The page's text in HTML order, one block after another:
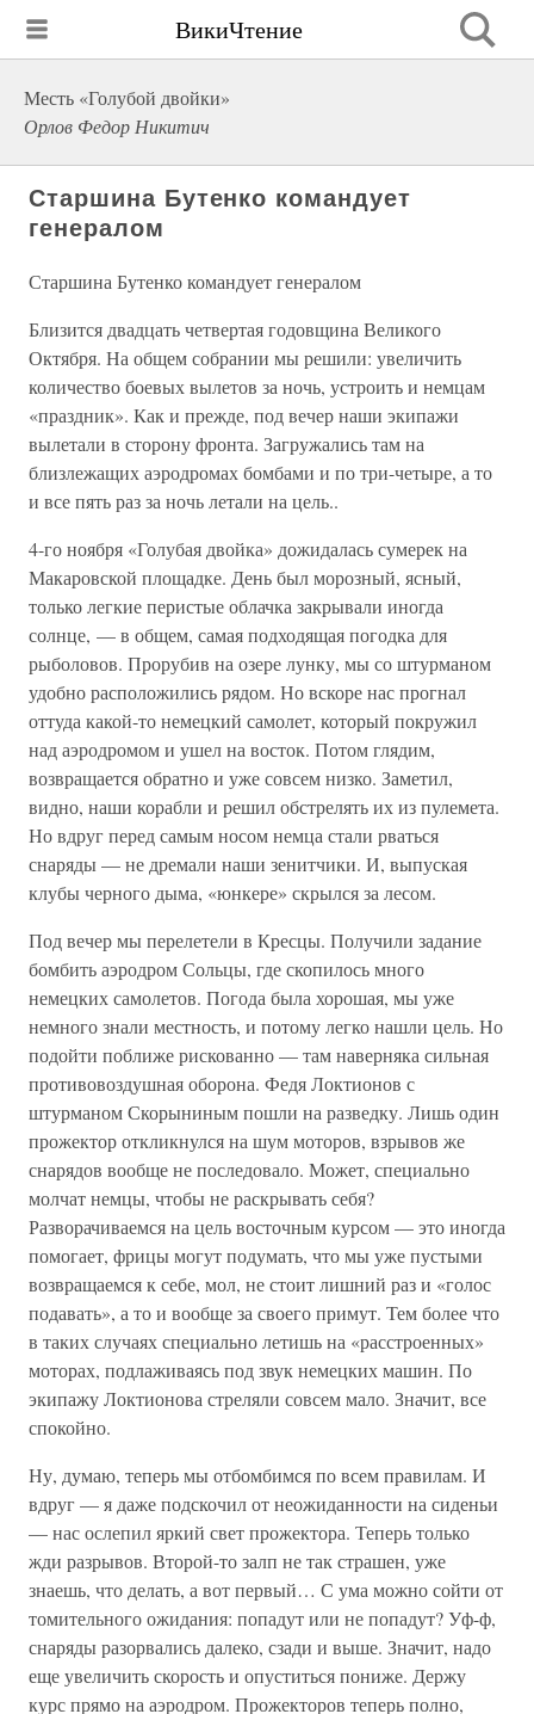
ВикиЧтение
Месть «Голубой двойки»
Орлов Федор Никитич
Старшина Бутенко командует
генералом
Старшина Бутенко командует генералом
Близится двадцать четвертая годовщина Великого
Октября. На общем собрании мы решили: увеличить
количество боевых вылетов за ночь, устроить и немцам
«праздник». Как и прежде, под вечер наши экипажи
вылетали в сторону фронта. Загружались там на
близлежащих аэродромах бомбами и по три-четыре, а то
и все пять раз за ночь летали на цель..
4-го ноября «Голубая двойка» дожидалась сумерек на
Макаровской площадке. День был морозный, ясный,
только легкие перистые облачка закрывали иногда
солнце, — в общем, самая подходящая погодка для
рыболовов. Прорубив на озере лунку, мы со штурманом
удобно расположились рядом. Но вскоре нас прогнал
оттуда какой-то немецкий самолет, который покружил
над аэродромом и ушел на восток. Потом глядим,
возвращается обратно и уже совсем низко. Заметил,
видно, наши корабли и решил обстрелять их из пулемета.
Но вдруг перед самым носом немца стали рваться
снаряды — не дремали наши зенитчики. И, выпуская
клубы черного дыма, «юнкере» скрылся за лесом.
Под вечер мы перелетели в Кресцы. Получили задание
бомбить аэродром Сольцы, где скопилось много
немецких самолетов. Погода была хорошая, мы уже
немного знали местность, и потому легко нашли цель. Но
подойти поближе рискованно — там наверняка сильная
противовоздушная оборона. Федя Локтионов с
штурманом Скорыниным пошли на разведку. Лишь один
прожектор откликнулся на шум моторов, взрывов же
снарядов вообще не последовало. Может, специально
молчат немцы, чтобы не раскрывать себя?
Разворачиваемся на цель восточным курсом — это иногда
помогает, фрицы могут подумать, что мы уже пустыми
возвращаемся к себе, мол, не стоит лишний раз и «голос
подавать», а то и вообще за своего примут. Тем более что
в таких случаях специально летишь на «расстроенных»
моторах, подлаживаясь под звук немецких машин. По
экипажу Локтионова стреляли совсем мало. Значит, все
спокойно.
Ну, думаю, теперь мы отбомбимся по всем правилам. И
вдруг — я даже подскочил от неожиданности на сиденьи
— нас ослепил яркий свет прожектора. Теперь только
жди разрывов. Второй-то залп не так страшен, уже
знаешь, что делать, а вот первый… С ума можно сойти от
томительного ожидания: попадут или не попадут? Уф-ф,
снаряды разорвались далеко, сзади и выше. Значит, надо
еще увеличить скорость и опуститься пониже. Держу
курс прямо на аэродром. Прожекторов теперь полно,